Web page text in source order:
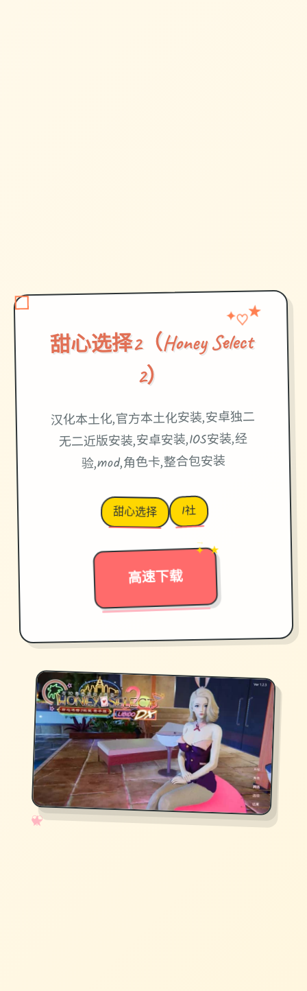
甜心选择2（Honey Select
2）
✦♡★
汉化本土化,官方本土化安装,安卓独二
无二近版安装,安卓安装,IOS安装,经
验,mod,角色卡,整合包安装
甜心选择 I社
高速下载
→
✦ ★
✧
♡
★
♥